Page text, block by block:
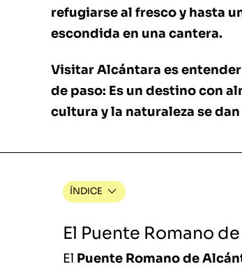
refugiarse al fresco y hasta
escondida en una cantera.
Visitar Alcántara es
de paso: Es un destino con
cultura y la naturaleza se dan
ÍNDICE
El Puente Romano
El Puente Romano de